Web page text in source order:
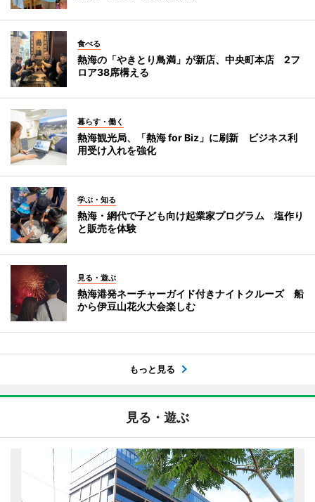
食べる
熱海の「やきとり鳥満」が新店、中央町本店 2フ
ロア38席構える
暮らす・働く
熱海観光局、「熱海 for Biz」に刷新 ビジネス利
用受け入れを強化
学ぶ・知る
熱海・網代で子ども向け起業家プログラム 塩作り
と販売を体験
見る・遊ぶ
熱海港発ネーチャーガイド付きナイトクルーズ 船
から伊豆山花火大会楽しむ
もっと見る
見る・遊ぶ